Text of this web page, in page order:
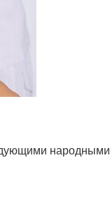
народными